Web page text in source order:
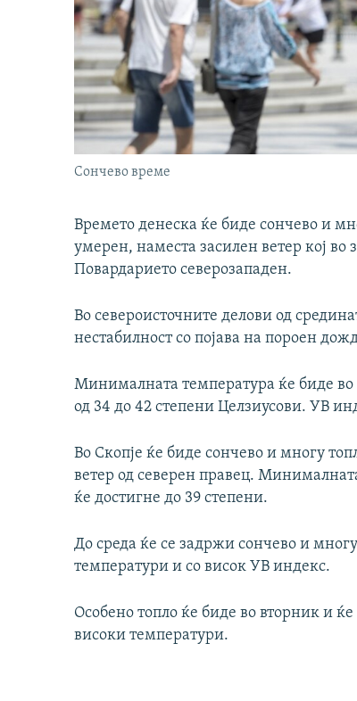
Сончево време
Времето денеска ќе биде сончево и
умерен, наместа засилен ветер кој
Повардарието северозападен.
Во североисточните делови од
нестабилност со појава на пороен
Минималната температура ќе биде во
од 34 до 42 степени Целзиусови. УВ
Во Скопје ќе биде сончево и многу
ветер од северен правец.
ќе достигне до 39 степени.
До среда ќе се задржи сончево и
температури и со висок УВ индекс.
Особено топло ќе биде во вторник и
високи температури.